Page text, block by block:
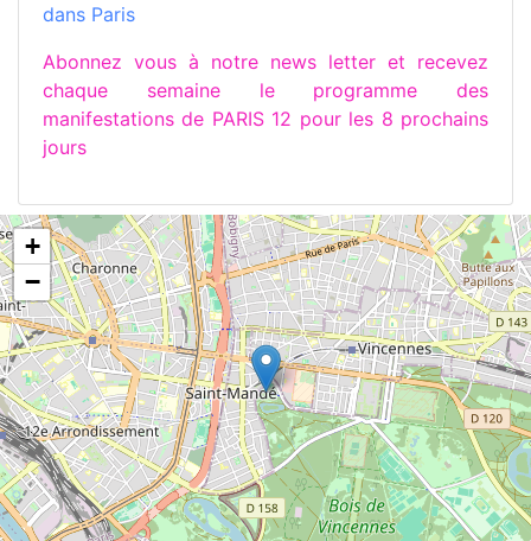
dans Paris
Abonnez vous à notre news letter et recevez
chaque semaine le programme des
manifestations de PARIS 12 pour les 8 prochains
jours
+
−